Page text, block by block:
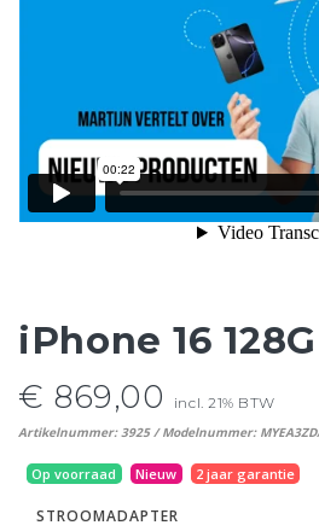
iPhone 16
€ 869,00 incl. 21% BTW
Artikelnummer: 3925 / Modelnummer:
Op voorraad Nieuw 2 jaar garantie
STROOMADAPTER